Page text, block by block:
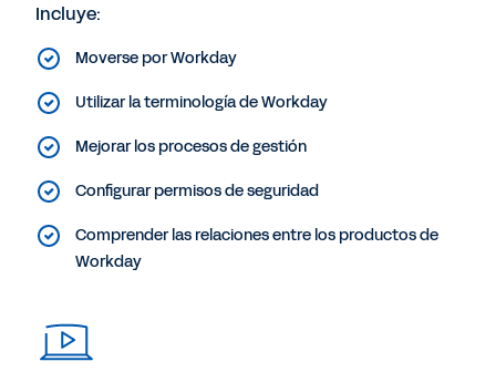
Incluye:
Moverse por Workday
Utilizar la terminología de Workday
Mejorar los procesos de gestión
Configurar permisos de seguridad
Comprender las relaciones entre los productos de
Workday